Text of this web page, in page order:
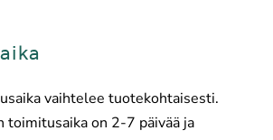
vaihtelee tuotekohtaisesti.
toimitusaika on 2-7 päivää ja